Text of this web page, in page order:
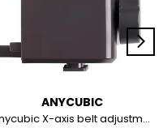
ANYCUBIC
Anycubic X-axis belt adjustment component